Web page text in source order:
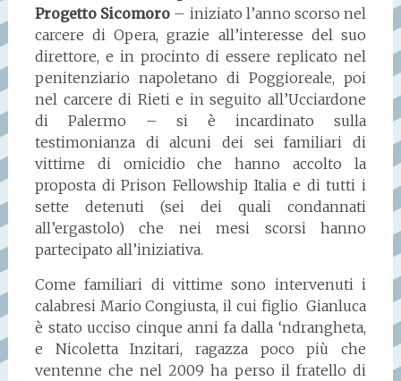
Progetto Sicomoro – iniziato l’anno scorso nel
carcere di Opera, grazie all’interesse del suo
direttore, e in procinto di essere replicato nel
penitenziario napoletano di Poggioreale, poi
nel carcere di Rieti e in seguito all’Ucciardone
di Palermo – si è incardinato sulla
testimonianza di alcuni dei sei familiari di
vittime di omicidio che hanno accolto la
proposta di Prison Fellowship Italia e di tutti i
sette detenuti (sei dei quali condannati
all’ergastolo) che nei mesi scorsi hanno
partecipato all’iniziativa.
Come familiari di vittime sono intervenuti i
calabresi Mario Congiusta, il cui figlio Gianluca
è stato ucciso cinque anni fa dalla ‘ndrangheta,
e Nicoletta Inzitari, ragazza poco più che
ventenne che nel 2009 ha perso il fratello di